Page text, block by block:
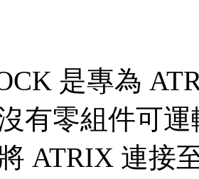
是專為
有零組件可
ATRIX 連接